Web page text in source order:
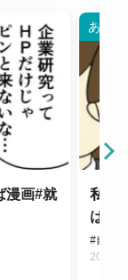
漫画#就
あば
私っ
ばば
#自己